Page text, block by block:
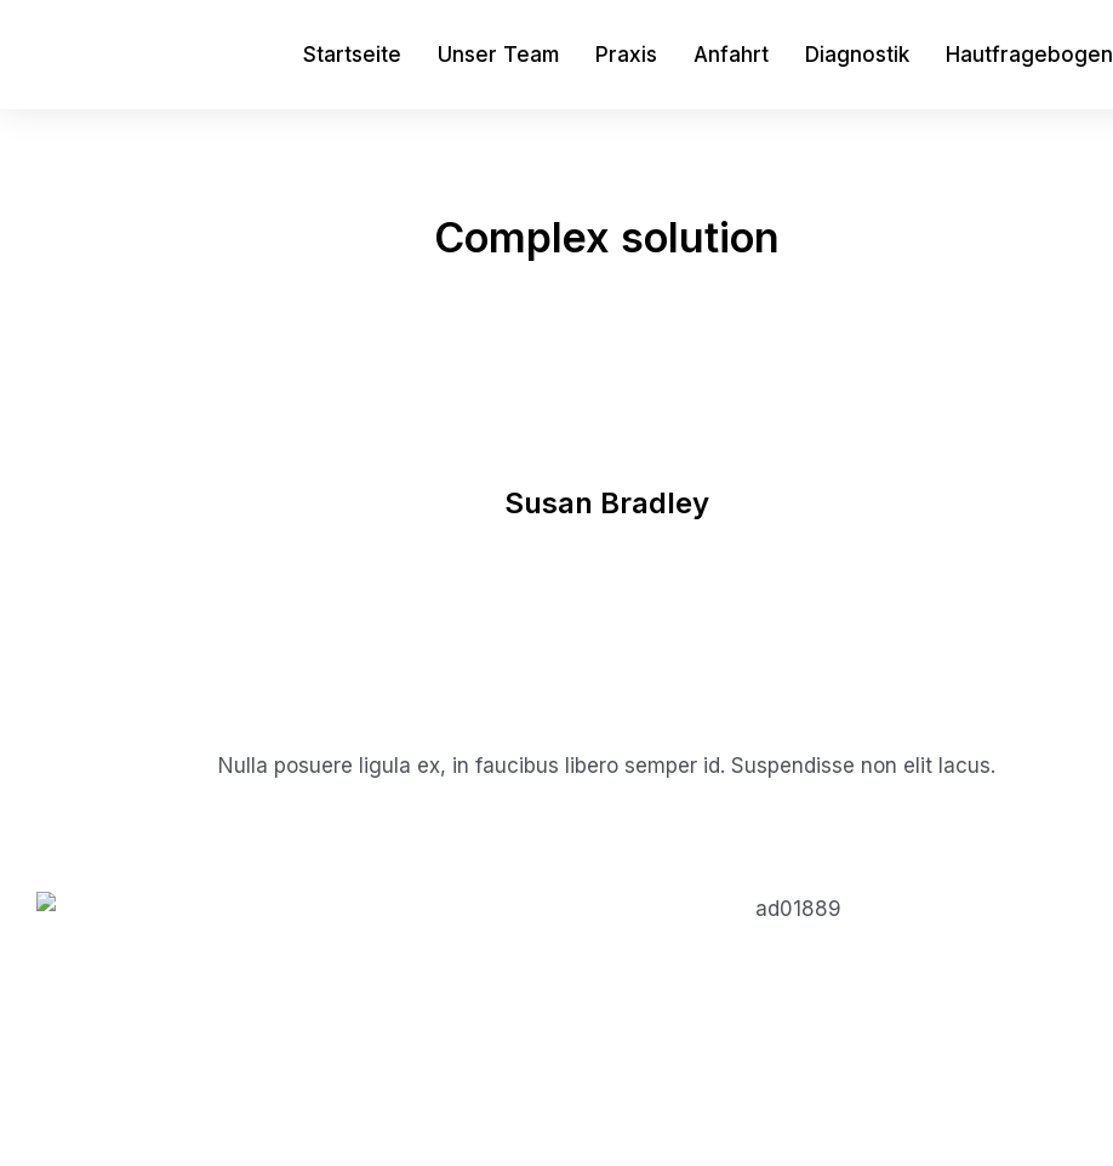
Startseite Unser Team Praxis Anfahrt Diagnostik Hautfragebogen
Complex solution
Susan Bradley
Nulla posuere ligula ex, in faucibus libero semper id. Suspendisse non elit lacus.